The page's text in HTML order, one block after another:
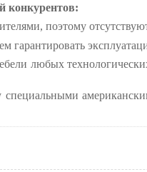
конкурентов:
поэтому
любых
специальными